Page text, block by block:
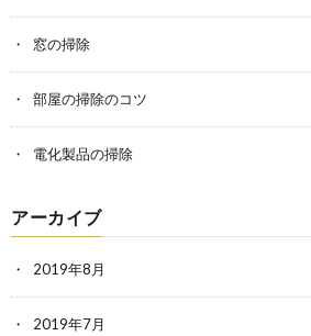
窓の掃除
部屋の掃除のコツ
電化製品の掃除
アーカイブ
2019年8月
2019年7月